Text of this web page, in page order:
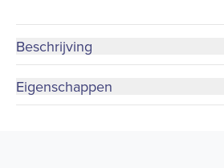
Beschrijving
Eigenschappen